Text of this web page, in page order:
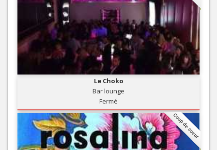
Le Choko
Bar lounge
Fermé
Coup de coeur